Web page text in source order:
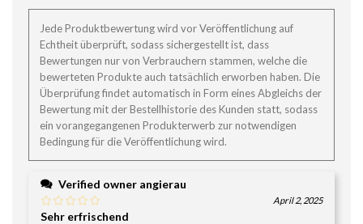
Jede Produktbewertung wird vor Veröffentlichung auf
Echtheit überprüft, sodass sichergestellt ist, dass
Bewertungen nur von Verbrauchern stammen, welche die
bewerteten Produkte auch tatsächlich erworben haben. Die
Überprüfung findet automatisch in Form eines Abgleichs der
Bewertung mit der Bestellhistorie des Kunden statt, sodass
ein vorangegangenen Produkterwerb zur notwendigen
Bedingung für die Veröffentlichung wird.
Verified owner angierau
April 2, 2025
Sehr erfrischend